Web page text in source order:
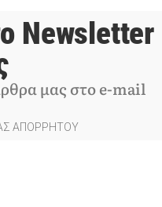
Newsletter
μας στο e-mail
ΑΠΟΡΡΗΤΟΥ